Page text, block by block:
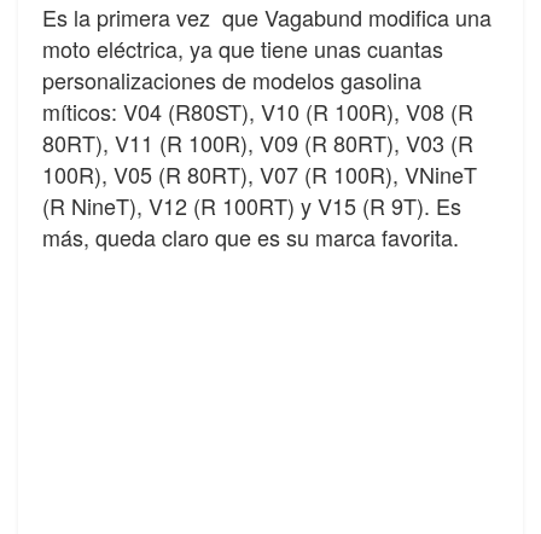
Es la primera vez que Vagabund modifica una
moto eléctrica, ya que tiene unas cuantas
personalizaciones de modelos gasolina
míticos: V04 (R80ST), V10 (R 100R), V08 (R
80RT), V11 (R 100R), V09 (R 80RT), V03 (R
100R), V05 (R 80RT), V07 (R 100R), VNineT
(R NineT), V12 (R 100RT) y V15 (R 9T). Es
más, queda claro que es su marca favorita.